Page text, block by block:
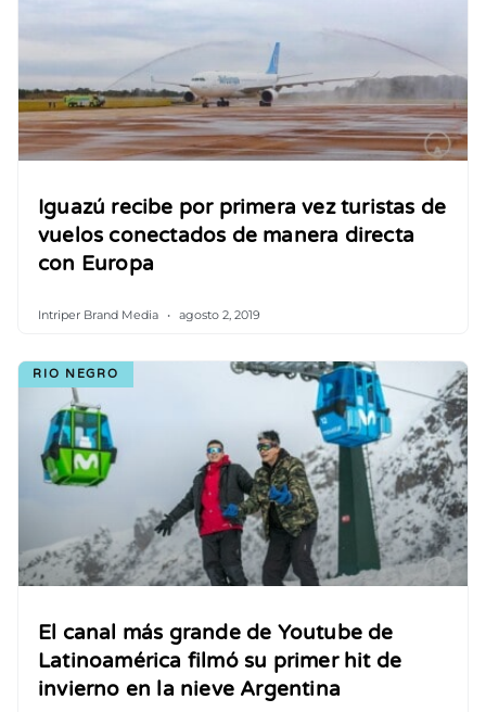
Iguazú recibe por primera vez turistas de
vuelos conectados de manera directa
con Europa
Intriper Brand Media agosto 2, 2019
RIO NEGRO
El canal más grande de Youtube de
Latinoamérica filmó su primer hit de
invierno en la nieve Argentina